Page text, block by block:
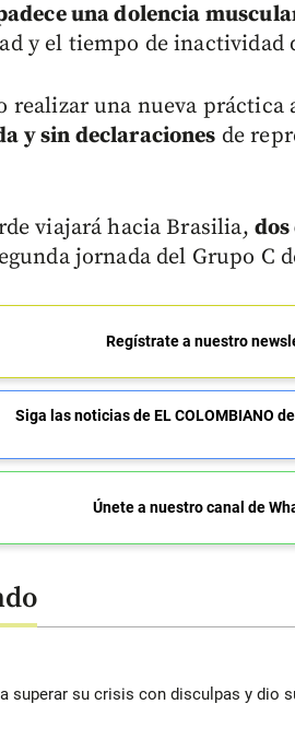
una dolencia
y el tiempo de inactividad
realizar una nueva práctica
y sin declaraciones de
viajará hacia Brasilia,
jornada del Grupo C
Regístrate a nuestro
Siga las noticias de EL COLOMBIANO
Únete a nuestro canal de
superar su crisis con disculpas y dio